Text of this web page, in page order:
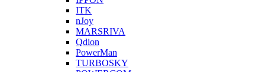
ITK
nJoy
MARSRIVA
Qdion
PowerMan
TURBOSKY